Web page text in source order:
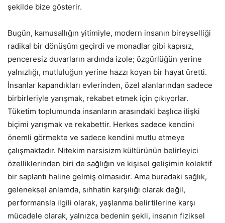
şekilde bize gösterir.
Bugün, kamusallığın yitimiyle, modern insanın bireyselliği
radikal bir dönüşüm geçirdi ve monadlar gibi kapısız,
penceresiz duvarların ardında izole; özgürlüğün yerine
yalnızlığı, mutluluğun yerine hazzı koyan bir hayat üretti.
İnsanlar kapandıkları evlerinden, özel alanlarından sadece
birbirleriyle yarışmak, rekabet etmek için çıkıyorlar.
Tüketim toplumunda insanların arasındaki başlıca ilişki
biçimi yarışmak ve rekabettir. Herkes sadece kendini
önemli görmekte ve sadece kendini mutlu etmeye
çalışmaktadır. Nitekim narsisizm kültürünün belirleyici
özelliklerinden biri de sağlığın ve kişisel gelişimin kolektif
bir saplantı haline gelmiş olmasıdır. Ama buradaki sağlık,
geleneksel anlamda, sıhhatin karşılığı olarak değil,
performansla ilgili olarak, yaşlanma belirtilerine karşı
mücadele olarak, yalnızca bedenin şekli, insanın fiziksel